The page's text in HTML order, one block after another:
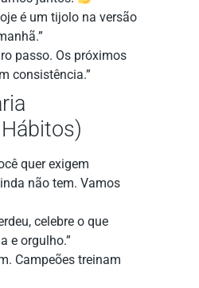
é um tijolo na versão
passo. Os próximos
consistência.”
quer exigem
não tem. Vamos
celebre o que
e orgulho.”
Campeões treinam